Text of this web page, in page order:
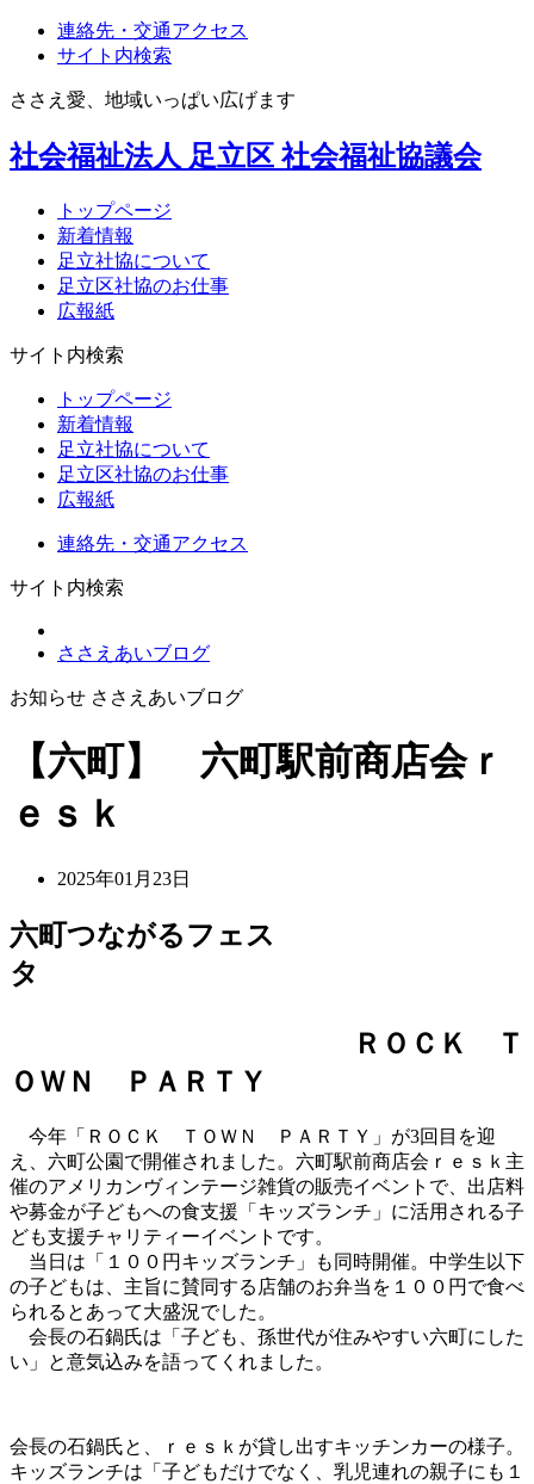
連絡先・交通アクセス
サイト内検索
ささえ愛、地域いっぱい広げます
社会福祉法人 足立区 社会福祉協議会
トップページ
新着情報
足立社協について
足立区社協のお仕事
広報紙
サイト内検索
トップページ
新着情報
足立社協について
足立区社協のお仕事
広報紙
連絡先・交通アクセス
サイト内検索
ささえあいブログ
お知らせ ささえあいブログ
【六町】 六町駅前商店会ｒ
ｅｓｋ
2025年01月23日
六町つながるフェス
タ
ＲＯＣＫ Ｔ
ＯＷＮ ＰＡＲＴＹ
今年「ＲＯＣＫ ＴＯＷＮ ＰＡＲＴＹ」が3回目を迎
え、六町公園で開催されました。六町駅前商店会ｒｅｓｋ主
催のアメリカンヴィンテージ雑貨の販売イベントで、出店料
や募金が子どもへの食支援「キッズランチ」に活用される子
ども支援チャリティーイベントです。
当日は「１００円キッズランチ」も同時開催。中学生以下
の子どもは、主旨に賛同する店舗のお弁当を１００円で食べ
られるとあって大盛況でした。
会長の石鍋氏は「子ども、孫世代が住みやすい六町にした
い」と意気込みを語ってくれました。
会長の石鍋氏と、ｒｅｓｋが貸し出すキッチンカーの様子。
キッズランチは「子どもだけでなく、乳児連れの親子にも１